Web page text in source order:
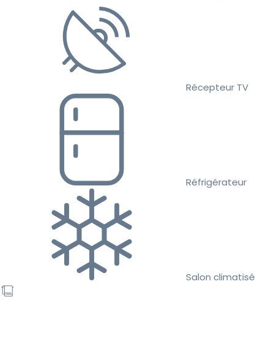
Récepteur TV
Réfrigérateur
Salon climatisé